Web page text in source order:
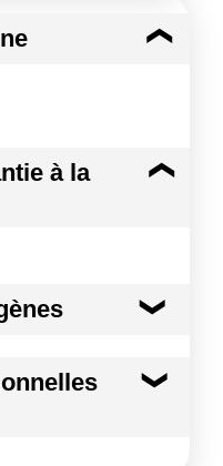
à la
transmises